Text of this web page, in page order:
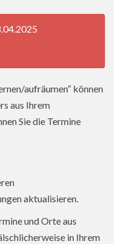
aufräumen“ können
aus Ihrem
Sie die Termine
aktualisieren.
und Orte aus
in Ihrem